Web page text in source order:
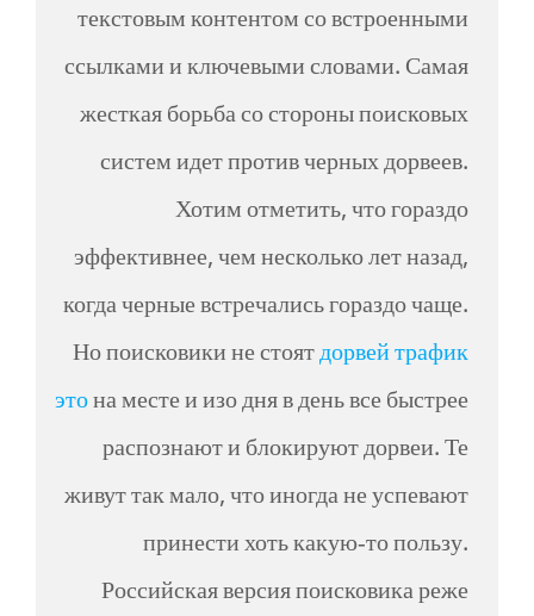
текстовым контентом со встроенными
ссылками и ключевыми словами. Самая
жесткая борьба со стороны поисковых
систем идет против черных дорвеев.
Хотим отметить, что гораздо
эффективнее, чем несколько лет назад,
когда черные встречались гораздо чаще.
Но поисковики не стоятдорвей трафик
этона месте и изо дня в день все быстрее
распознают и блокируют дорвеи. Те
живут так мало, что иногда не успевают
принести хоть какую-то пользу.
Российская версия поисковика реже